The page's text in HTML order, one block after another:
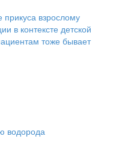
взрослому
в контексте детской
тоже бывает
водорода